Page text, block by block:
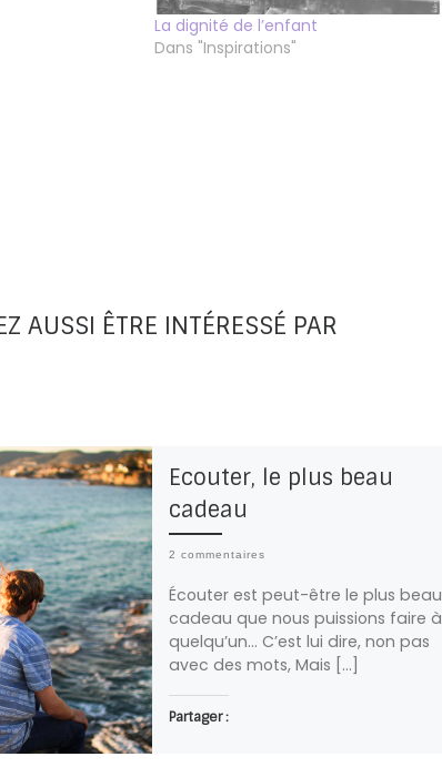
La dignité de l’enfant
Dans "Inspirations"
AUSSI ÊTRE INTÉRESSÉ PAR
Ecouter, le plus beau
cadeau
2 commentaires
Écouter est peut-être le plus beau
cadeau que nous puissions faire à
quelqu’un… C’est lui dire, non pas
avec des mots, Mais […]
Partager :